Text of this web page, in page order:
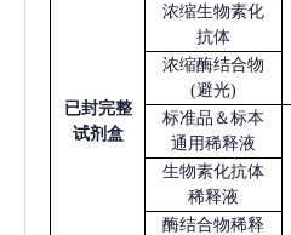
已封完整
试剂盒
浓缩生物素化
抗体
浓缩酶结合物
(避光)
标准品＆标本
通用稀释液
生物素化抗体
稀释液
酶结合物稀释